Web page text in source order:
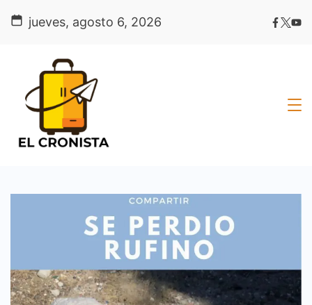
jueves, agosto 6, 2026